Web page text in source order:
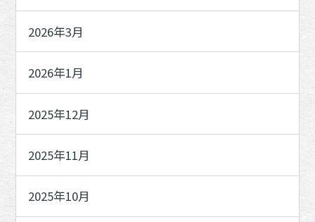
2026年3月
2026年1月
2025年12月
2025年11月
2025年10月